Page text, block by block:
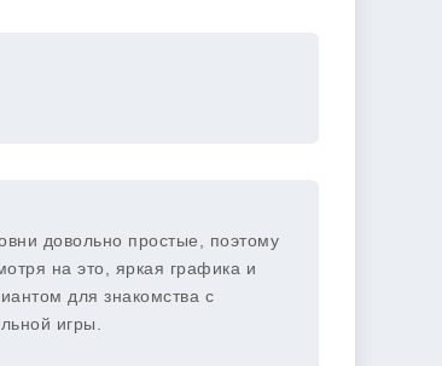
довольно простые, поэтому
на это, яркая графика и
для знакомства с
игры.